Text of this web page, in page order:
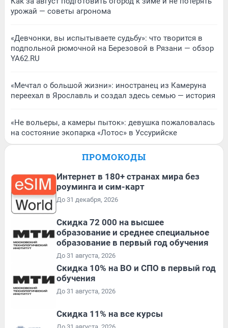
урожай — советы агронома
«Девчонки, вы испытываете судьбу»: что творится в
подпольной рюмочной на Березовой в Рязани — обзор
YA62.RU
«Мечтал о большой жизни»: иностранец из Камеруна
переехал в Ярославль и создал здесь семью — история
«Не вольеры, а камеры пыток»: девушка пожаловалась
на состояние экопарка «Лотос» в Уссурийске
ПРОМОКОДЫ
Интернет в 180+ странах мира без
роуминга и сим-карт
До 31 декабря, 2026
Скидка 72 000 на высшее
образование и среднее специальное
образование в первый год обучения
До 31 августа, 2026
Скидка 10% на ВО и СПО в первый год
обучения
До 31 августа, 2026
Скидка 11% на все курсы